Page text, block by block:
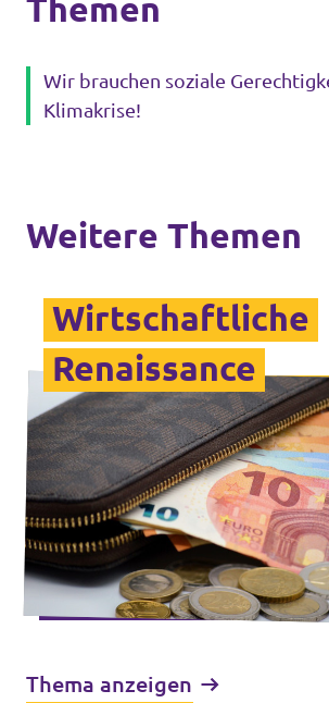
Themen
Wir brauchen soziale
Klimakrise!
Weitere Themen
Wirtschaftliche
Renaissance
Thema anzeigen